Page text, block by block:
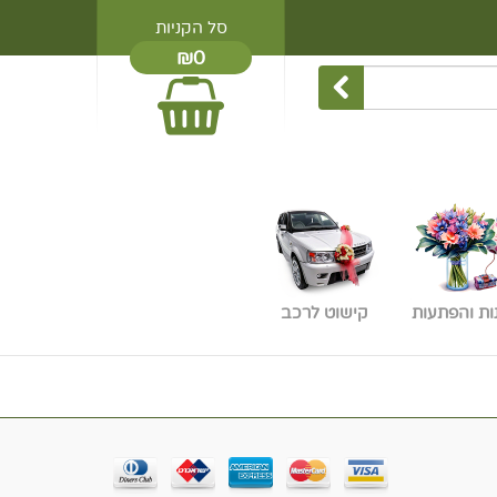
סל הקניות
₪0
והפתעות קישוט לרכב